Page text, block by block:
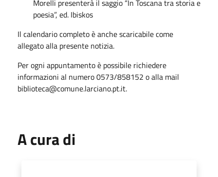
Morelli presenterà il saggio “In Toscana tra storia e
poesia”, ed. Ibiskos
Il calendario completo è anche scaricabile come
allegato alla presente notizia.
Per ogni appuntamento è possibile richiedere
informazioni al numero 0573/858152 o alla mail
biblioteca@comune.larciano.pt.it.
A cura di